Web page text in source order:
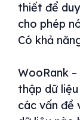
thiết để
cho phép
Có khả
WooRank
thập dữ
các vấn đề